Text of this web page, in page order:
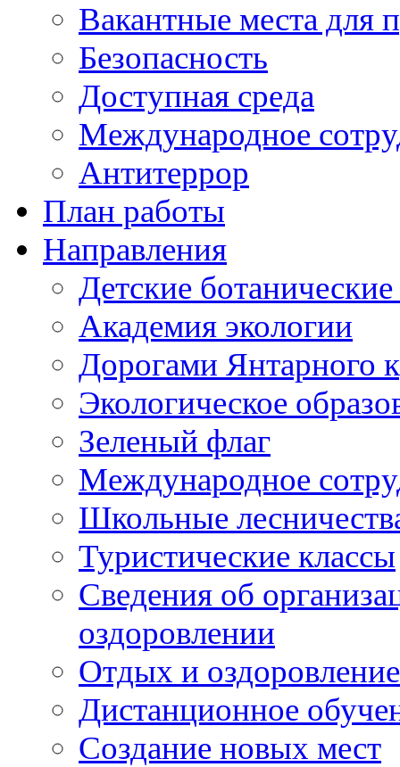
Вакантные места для
Безопасность
Доступная среда
Международное
Антитеррор
План работы
Направления
Детские
Академия экологии
Дорогами Янтарного
Экологическое
Зеленый флаг
Международное
Школьные
Туристические классы
Сведения об
оздоровлении
Отдых и
Дистанционное
Создание новых мест